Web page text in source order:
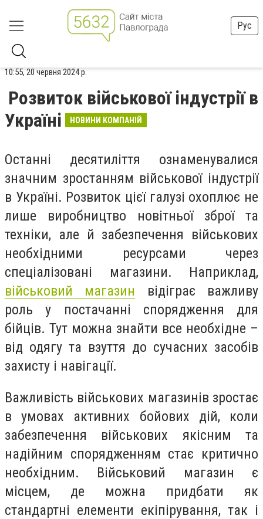
Рус
10:55, 20 червня 2024 р.
Розвиток військової індустрії в
Україні
НОВИНИ КОМПАНІЙ
Останні десятиліття ознаменувалися
значним зростанням військової індустрії
в Україні. Розвиток цієї галузі охоплює не
лише виробництво новітньої зброї та
техніки, але й забезпечення військових
необхідними ресурсами через
спеціалізовані магазини. Наприклад,
військовий магазин відіграє важливу
роль у постачанні спорядження для
бійців. Тут можна знайти все необхідне –
від одягу та взуття до сучасних засобів
захисту і навігації.
Важливість військових магазинів зростає
в умовах активних бойових дій, коли
забезпечення військових якісним та
надійним спорядженням стає критично
необхідним. Військовий магазин є
місцем, де можна придбати як
стандартні елементи екіпірування, так і